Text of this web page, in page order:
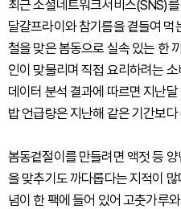
최근 소셜네트워크서비스(SNS)
달걀프라이와 참기름을 곁들여 먹
철을 맞은 봄동으로 실속 있는 한
인이 맞물리며 직접 요리하려는
데이터 분석 결과에 따르면 지난
밥 언급량은 지난해 같은 기간보
봄동겉절이를 만들려면 액젓 등
을 맞추기도 까다롭다는 지적이
념이 한 팩에 들어 있어 고춧가루